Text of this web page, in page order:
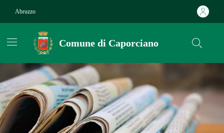
Abruzzo
Comune di Caporciano
Contenuti in evidenza